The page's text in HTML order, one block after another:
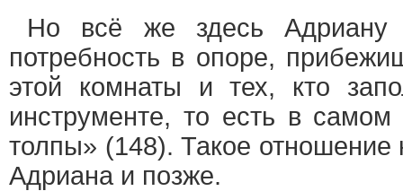
Но всё же здесь Адриану
потребность в опоре,
этой комнаты и тех, кто
инструменте, то есть в
толпы» (148). Такое отношение
Адриана и позже.